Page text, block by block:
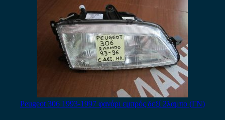
Peugeot 306 1993-1997 φανάρι εμπρός δεξί 2λαμπο (ΓΝ)